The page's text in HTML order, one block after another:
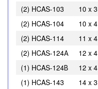
(2) HCAS-103
10 x 3
(2) HCAS-104
10 x 4
(2) HCAS-114
11 x 4
(2) HCAS-124А
12 x 4
(1) HCAS-124В
12 x 4
(1) HCAS-143
14 x 3